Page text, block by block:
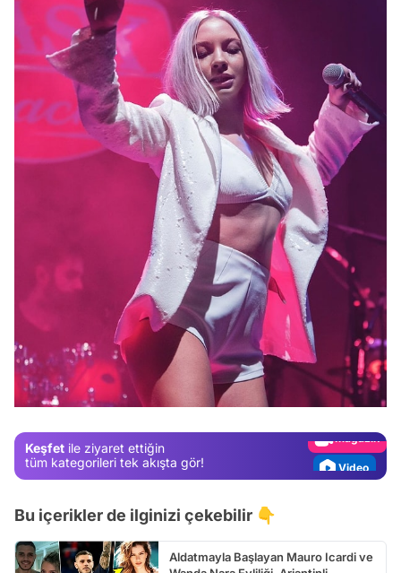
Keşfet ile ziyaret ettiğin
tüm kategorileri tek akışta gör!
Video
Test
Gündem
Video
Bu içerikler de ilginizi çekebilir 👇
Aldatmayla Başlayan Mauro Icardi ve